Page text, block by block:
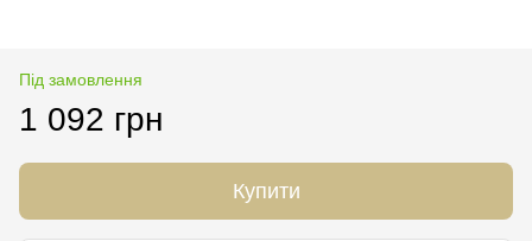
Під замовлення
1 092 грн
Купити